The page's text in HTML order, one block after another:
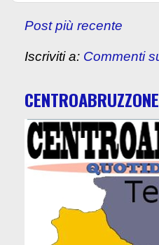
Post più recente
Iscriviti a: Commenti